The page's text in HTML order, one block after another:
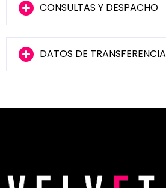
CONSULTAS Y DESPACHO
DATOS DE TRANSFERENCIA